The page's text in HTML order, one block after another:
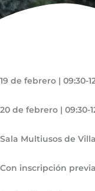
19 de febrero | 09:30-
20 de febrero | 09:30-
Sala Multiusos de
Con inscripción previa